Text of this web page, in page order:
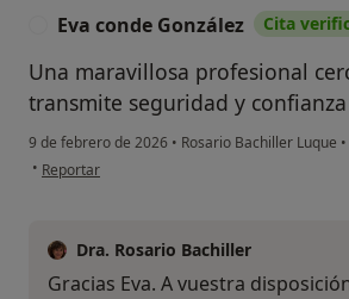
Eva conde González Cita
Una maravillosa profesional
transmite seguridad y confianza
9 de febrero de 2026 • Rosario Bachiller Luque •
• en opinión del usuario Eva conde González
Reportar
Dra. Rosario Bachiller
Gracias Eva. A vuestra